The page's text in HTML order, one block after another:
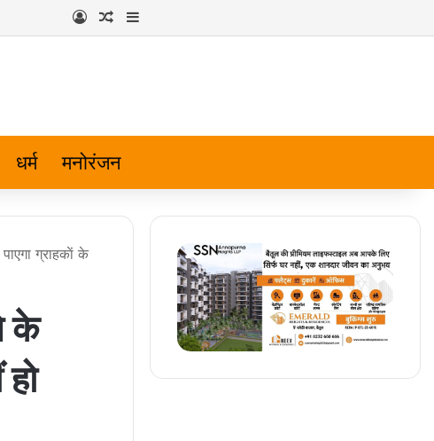
Log InRandom Article
धर्म मनोरंजन
ग्राहकाें के
के